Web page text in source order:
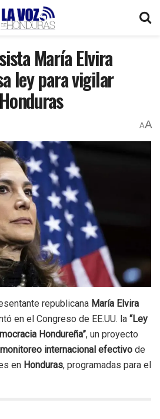
María Elvira
ley para vigilar
AA
republicana María Elvira
en el Congreso de EE.UU. la “Ley
Hondureña”, un proyecto
monitoreo internacional efectivo de
en Honduras, programadas para el